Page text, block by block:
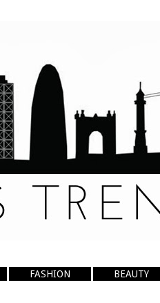
FASHION BEAUTY